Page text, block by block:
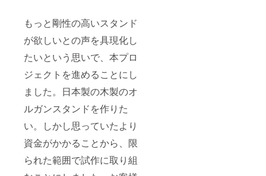
もっと剛性の高いスタンド
が欲しいとの声を具現化し
たいという思いで、本プロ
ジェクトを進めることにし
ました。日本製の木製のオ
ルガンスタンドを作りた
い。しかし思っていたより
資金がかかることから、限
られた範囲で試作に取り組